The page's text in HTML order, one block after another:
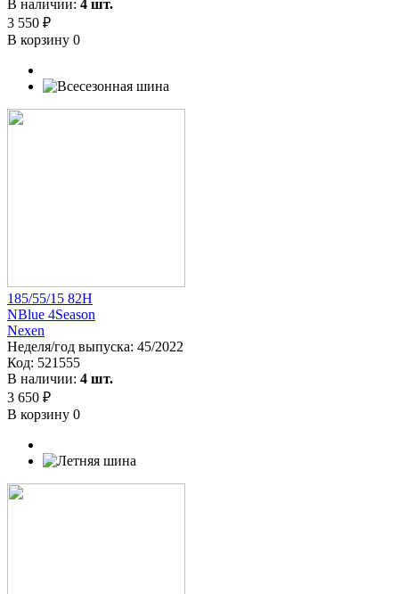
В наличии: 4 шт.
3 550 ₽
В корзину 0
185/55/15 82H
NBlue 4Season
Nexen
Неделя/год выпуска: 45/2022
Код: 521555
В наличии: 4 шт.
3 650 ₽
В корзину 0